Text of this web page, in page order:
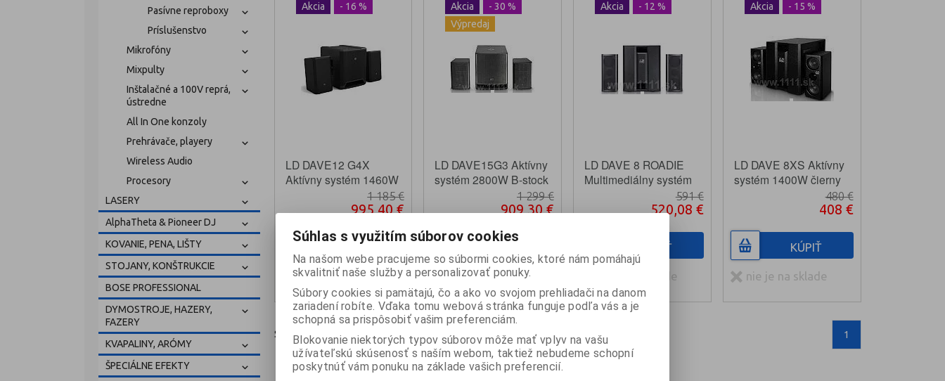
Pasívne reproboxy
Príslušenstvo
Mikrofóny
Mixpulty
Inštalačné a 100V reprá,
ústredne
All In One konzoly
Prehrávače, playery
Wireless Audio
Procesory
LASERY
AlphaTheta & Pioneer DJ
KOVANIE, PENA, LIŠTY
STOJANY, KONŠTRUKCIE
BOSE PROFESSIONAL
DYMOSTROJE, HAZERY,
FAZERY
KVAPALINY, ARÓMY
ŠPECIÁLNE EFEKTY
Akcia - 16 %
LD DAVE12 G4X
Aktívny systém 1460W
1 185 €
995,40 €
KÚPIŤ
skladom: 1ks
Akcia
- 30 %
Výpredaj
LD DAVE15G3 Aktívny
systém 2800W B-stock
1 299 €
909,30 €
skladom: 1ks
Akcia - 12 %
LD DAVE 8 ROADIE
Multimediálny systém
591 €
520,08 €
KÚPIŤ
nie je na sklade
Akcia - 15 %
LD DAVE 8XS Aktívny
systém 1400W čierny
480 €
408 €
KÚPIŤ
nie je na sklade
Strana 1z Celkom 8záznamov 1
Súhlas s využitím súborov cookies
Na našom webe pracujeme so súbormi cookies, ktoré nám pomáhajú
skvalitniť naše služby a personalizovať ponuky.
Súbory cookies si pamätajú, čo a ako vo svojom prehliadači na danom
zariadení robíte. Vďaka tomu webová stránka funguje podľa vás a je
schopná sa prispôsobiť vašim preferenciám.
Blokovanie niektorých typov súborov môže mať vplyv na vašu
užívateľskú skúsenosť s naším webom, taktiež nebudeme schopní
poskytnúť vám ponuku na základe vašich preferencií.